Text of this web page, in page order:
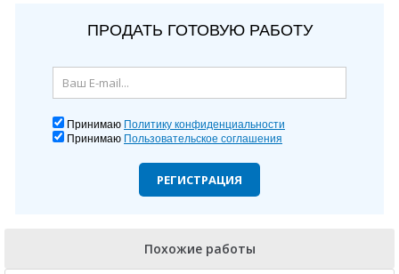
ПРОДАТЬ ГОТОВУЮ РАБОТУ
Принимаю Политику конфиденциальности
Принимаю Пользовательское соглашения
РЕГИСТРАЦИЯ
Похожие работы